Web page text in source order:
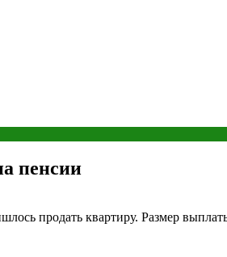
пенсии
продать квартиру. Размер